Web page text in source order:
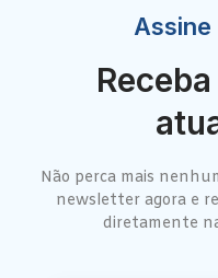
Não perca mais
newsletter agora e
diretamente